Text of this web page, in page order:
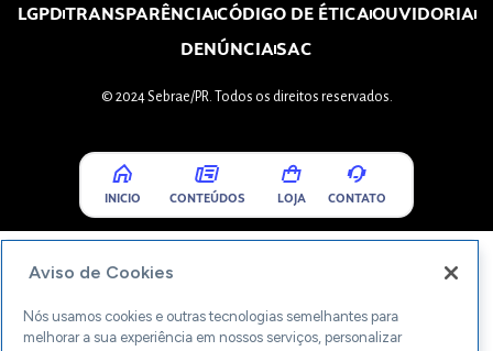
LGPDTRANSPARÊNCIACÓDIGO DE ÉTICAOUVIDORIA
DENÚNCIASAC
© 2024 Sebrae/PR. Todos os direitos reservados.
INICIO CONTEÚDOS LOJA CONTATO
Aviso de Cookies
Nós usamos cookies e outras tecnologias semelhantes para
melhorar a sua experiência em nossos serviços, personalizar